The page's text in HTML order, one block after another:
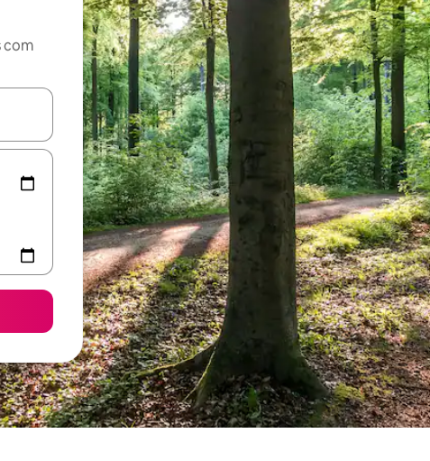
com
explore-os usando as seta para cima e para baixo do teclado ou